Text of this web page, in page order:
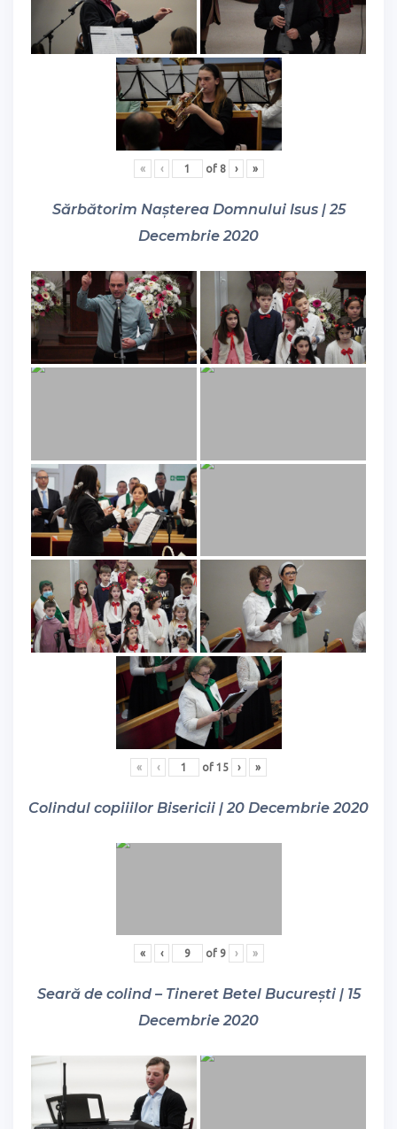
« ‹ of 8 › »
Sărbătorim Nașterea Domnului Isus | 25
Decembrie 2020
« ‹ of 15 › »
Colindul copiiilor Bisericii | 20 Decembrie 2020
« ‹ of 9 › »
Seară de colind – Tineret Betel București | 15
Decembrie 2020